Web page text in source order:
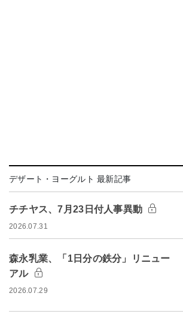
デザート・ヨーグルト 最新記事
チチヤス、7月23日付人事異動
2026.07.31
森永乳業、「1日分の鉄分」リニュー
アル
2026.07.29